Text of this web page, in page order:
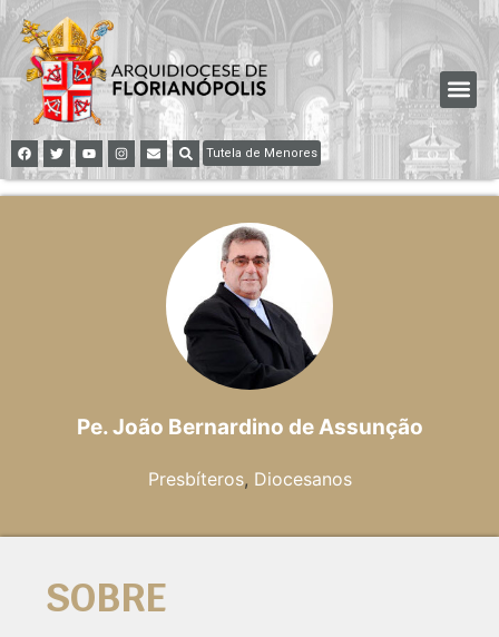
Tutela de Menores
Pe. João Bernardino de Assunção
Presbíteros, Diocesanos
SOBRE